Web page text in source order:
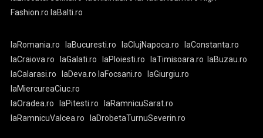
Fashion.ro laBalti.ro
laRomania.ro laBucuresti.ro laClujNapoca.ro
laConstanta.ro
laCraiova.ro
laGalati.ro laPloiesti.ro laTimisoara.ro
laBuzau.ro
laCalarasi.ro
laDeva.ro laFocsani.ro
laGiurgiu.ro
laMiercureaCiuc.ro
laOradea.ro
laPitesti.ro
laRamnicuSarat.ro
laRamnicuValcea.ro
laDrobetaTurnuSeverin.ro